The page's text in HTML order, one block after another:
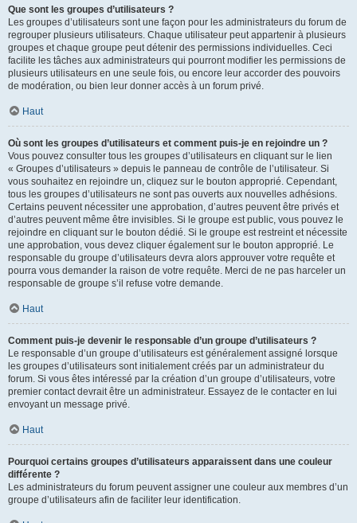
Que sont les groupes d’utilisateurs ?
Les groupes d’utilisateurs sont une façon pour les administrateurs du forum de
regrouper plusieurs utilisateurs. Chaque utilisateur peut appartenir à plusieurs
groupes et chaque groupe peut détenir des permissions individuelles. Ceci
facilite les tâches aux administrateurs qui pourront modifier les permissions de
plusieurs utilisateurs en une seule fois, ou encore leur accorder des pouvoirs
de modération, ou bien leur donner accès à un forum privé.
Haut
Où sont les groupes d’utilisateurs et comment puis-je en rejoindre un ?
Vous pouvez consulter tous les groupes d’utilisateurs en cliquant sur le lien
« Groupes d’utilisateurs » depuis le panneau de contrôle de l’utilisateur. Si
vous souhaitez en rejoindre un, cliquez sur le bouton approprié. Cependant,
tous les groupes d’utilisateurs ne sont pas ouverts aux nouvelles adhésions.
Certains peuvent nécessiter une approbation, d’autres peuvent être privés et
d’autres peuvent même être invisibles. Si le groupe est public, vous pouvez le
rejoindre en cliquant sur le bouton dédié. Si le groupe est restreint et nécessite
une approbation, vous devez cliquer également sur le bouton approprié. Le
responsable du groupe d’utilisateurs devra alors approuver votre requête et
pourra vous demander la raison de votre requête. Merci de ne pas harceler un
responsable de groupe s’il refuse votre demande.
Haut
Comment puis-je devenir le responsable d’un groupe d’utilisateurs ?
Le responsable d’un groupe d’utilisateurs est généralement assigné lorsque
les groupes d’utilisateurs sont initialement créés par un administrateur du
forum. Si vous êtes intéressé par la création d’un groupe d’utilisateurs, votre
premier contact devrait être un administrateur. Essayez de le contacter en lui
envoyant un message privé.
Haut
Pourquoi certains groupes d’utilisateurs apparaissent dans une couleur
différente ?
Les administrateurs du forum peuvent assigner une couleur aux membres d’un
groupe d’utilisateurs afin de faciliter leur identification.